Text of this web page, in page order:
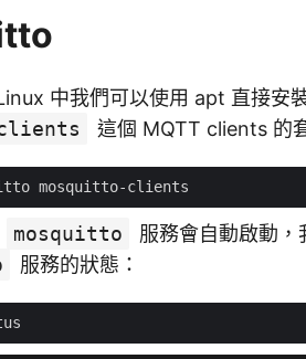
中我們可以使用 apt 直接安
這個 MQTT clients 的
mosquitto 服務會自動啟動，
服務的狀態：